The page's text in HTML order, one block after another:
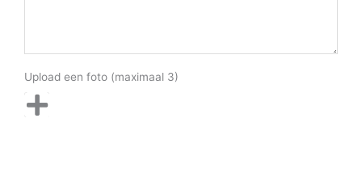
Upload een foto (maximaal 3)